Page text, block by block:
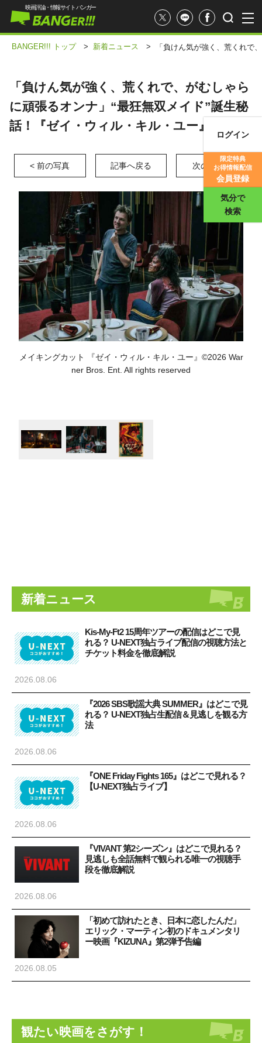
映画評価
映画評論・情報サイト バンガー
ログイン
限定特典
お得情報配信
会員登録
気分で
検索
BANGER!!! トップ > 新着ニュース > 「負けん気が強く、荒くれで
「負けん気が強く、荒くれで、がむしゃら
に頑張るオンナ」“最狂無双メイド”誕生秘
話！『ゼイ・ウィル・キル・ユー』
< 前の写真 記事へ戻る 次の写真 >
メイキングカット 『ゼイ・ウィル・キル・ユー』©2026 War
ner Bros. Ent. All rights reserved
新着ニュース
Kis-My-Ft2 15周年ツアーの配信はどこで見
れる？ U-NEXT独占ライブ配信の視聴方法と
チケット料金を徹底解説
2026.08.06
『2026 SBS歌謡大典 SUMMER』はどこで見
れる？ U-NEXT独占生配信＆見逃しを観る方
法
2026.08.06
『ONE Friday Fights 165』はどこで見れる？
【U-NEXT独占ライブ】
2026.08.06
『VIVANT 第2シーズン』はどこで見れる？
見逃しも全話無料で観られる唯一の視聴手
段を徹底解説
2026.08.06
「初めて訪れたとき、日本に恋したんだ」
エリック・マーティン初のドキュメンタリ
ー映画『KIZUNA』第2弾予告編
2026.08.05
観たい映画をさがす！